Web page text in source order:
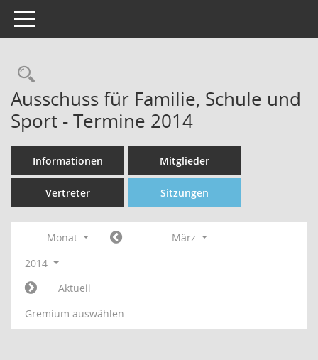
Toggle navigation
Rechercheauswahl
Ausschuss für Familie, Schule und
Sport - Termine 2014
Informationen Mitglieder
Vertreter Sitzungen
Monat
März
2014
Aktuell
Gremium auswählen